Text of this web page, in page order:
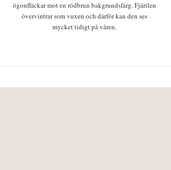
ögonfläckar mot en rödbrun bakgrundsfärg. Fjärilen
övervintrar som vuxen och därför kan den ses
mycket tidigt på våren.